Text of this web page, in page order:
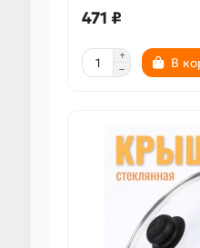
471 ₽
В